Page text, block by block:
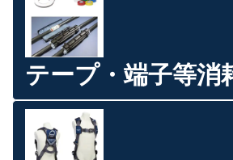
テープ・端子等消